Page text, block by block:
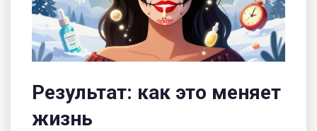
Результат: как это меняет
жизнь